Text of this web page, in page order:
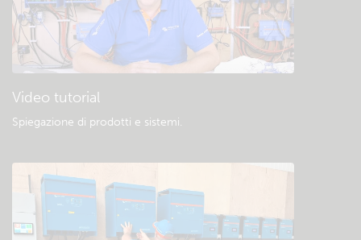
Video tutorial
Spiegazione di prodotti e sistemi.